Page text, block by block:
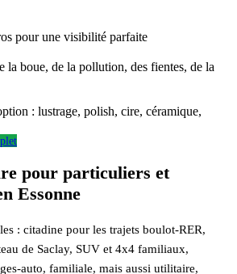
pour une visibilité parfaite
la boue, de la pollution, des fientes, de la
: lustrage, polish, cire, céramique,
pour particuliers et
Essonne
: citadine pour les trajets boulot-RER,
de Saclay, SUV et 4x4 familiaux,
auto, familiale, mais aussi utilitaire,